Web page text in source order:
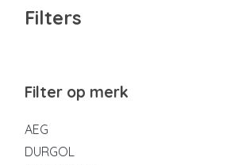
Filters
Filter op merk
AEG
DURGOL